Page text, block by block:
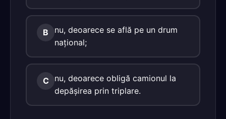
B
nu, deoarece se află pe un drum
naţional;
C
nu, deoarece obligă camionul la
depăşirea prin triplare.